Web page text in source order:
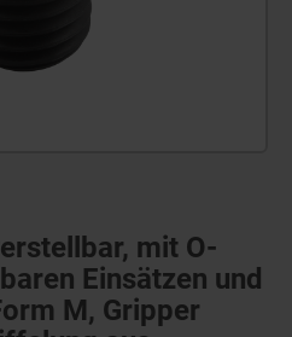
mit O-
Einsätzen und
M, Gripper